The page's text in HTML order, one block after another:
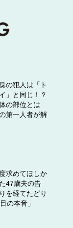
の犯人は「ト
」と同じ！？
の部位とは
第一人者が解
求めてほしか
47歳夫の告
を経てたどり
の本音」